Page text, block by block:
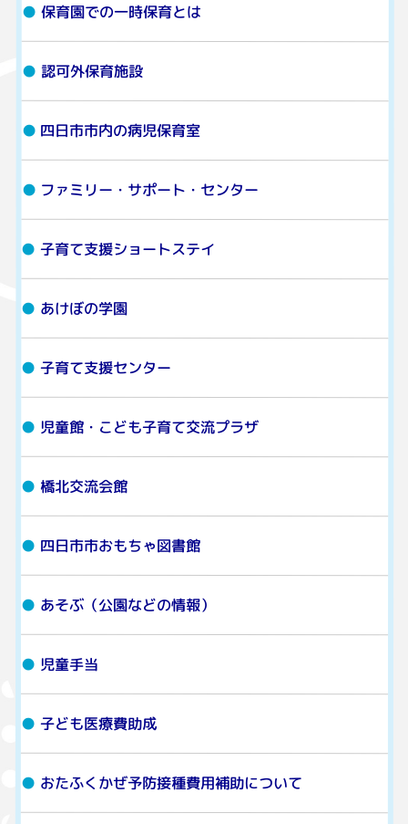
保育園での一時保育とは
認可外保育施設
四日市市内の病児保育室
ファミリー・サポート・センター
子育て支援ショートステイ
あけぼの学園
子育て支援センター
児童館・こども子育て交流プラザ
橋北交流会館
四日市市おもちゃ図書館
あそぶ（公園などの情報）
児童手当
子ども医療費助成
おたふくかぜ予防接種費用補助について